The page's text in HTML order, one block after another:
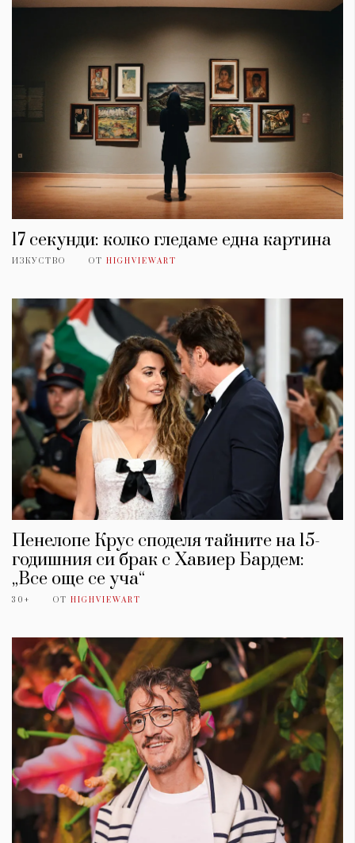
17 секунди: колко гледаме една картина
ИЗКУСТВО ОТ HIGHVIEWART
Пенелопе Крус споделя тайните на 15-
годишния си брак с Хавиер Бардем:
„Все още се уча“
30+ ОТ HIGHVIEWART